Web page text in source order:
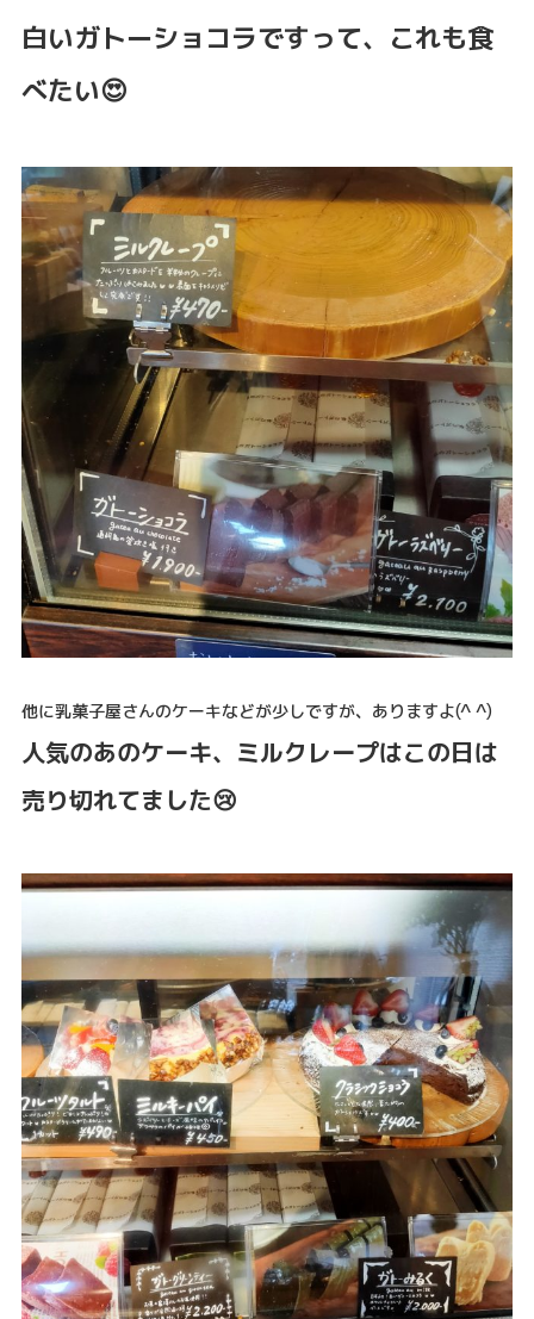
白いガトーショコラですって、これも食
べたい😍
他に乳菓子屋さんのケーキなどが少しですが、ありますよ(^ ^)
人気のあのケーキ、ミルクレープはこの日は
売り切れてました😢